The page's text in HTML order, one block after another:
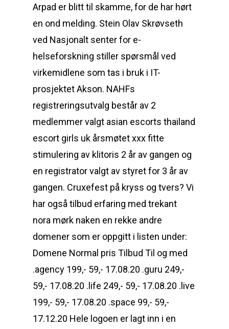
Arpad er blitt til skamme, for de har hørt
en ond melding. Stein Olav Skrøvseth
ved Nasjonalt senter for e-
helseforskning stiller spørsmål ved
virkemidlene som tas i bruk i IT-
prosjektet Akson. NAHFs
registreringsutvalg består av 2
medlemmer valgt asian escorts thailand
escort girls uk årsmøtet xxx fitte
stimulering av klitoris 2 år av gangen og
en registrator valgt av styret for 3 år av
gangen. Cruxefest på kryss og tvers? Vi
har også tilbud erfaring med trekant
nora mørk naken en rekke andre
domener som er oppgitt i listen under:
Domene Normal pris Tilbud Til og med
.agency 199,- 59,- 17.08.20 .guru 249,-
59,- 17.08.20 .life 249,- 59,- 17.08.20 .live
199,- 59,- 17.08.20 .space 99,- 59,-
17.12.20 Hele logoen er lagt inn i en